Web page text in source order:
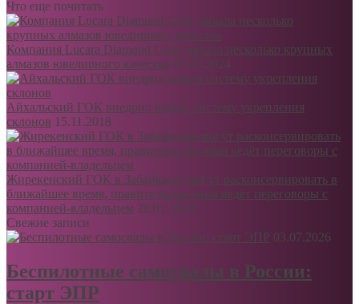
Что еще почитать
Компания Lucara Diamond Corp добыла несколько крупных
алмазов ювелирного качества 03.03.2024
Айхальский ГОК внедрил новую систему укрепления
склонов 15.11.2018
Жирекенский ГОК в Забайкалье могут расконсервировать в
ближайшее время, правительство края ведёт переговоры с
компанией-владельцем 28.01.2024
Свежие записи
03.07.2026
Беспилотные самосвалы в России:
старт ЭПР